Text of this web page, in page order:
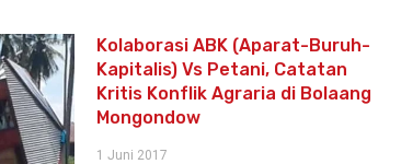
Kolaborasi ABK (Aparat-Buruh-
Kapitalis) Vs Petani, Catatan
Kritis Konflik Agraria di Bolaang
Mongondow
1 Juni 2017